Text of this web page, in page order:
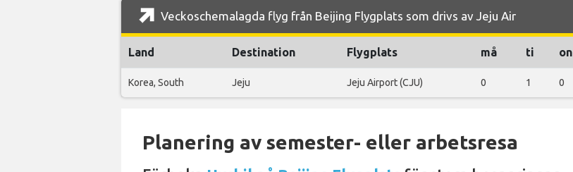
Veckoschemalagda flyg från Beijing Flygplats som drivs av Jeju Air
Land Destination Flygplats må ti on
Korea, South Jeju Jeju Airport (CJU) 0 1 0
Planering av semester- eller arbetsresa